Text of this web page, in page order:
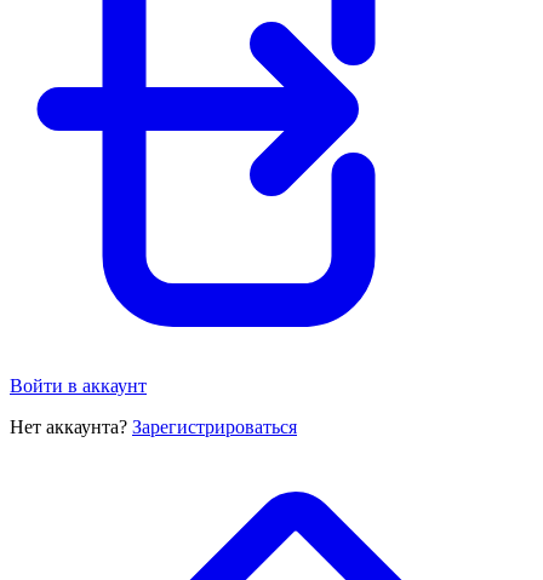
Войти в аккаунт
Нет аккаунта? Зарегистрироваться